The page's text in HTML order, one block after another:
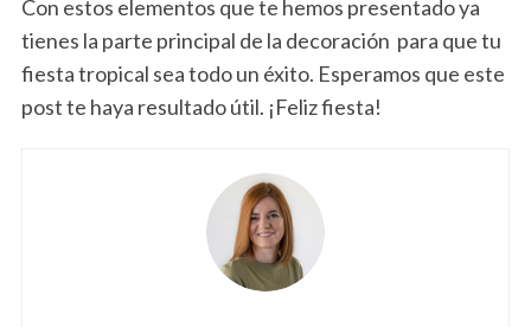
Con estos elementos que te hemos presentado ya
tienes la parte principal de la decoración para que tu
fiesta tropical sea todo un éxito. Esperamos que este
post te haya resultado útil. ¡Feliz fiesta!